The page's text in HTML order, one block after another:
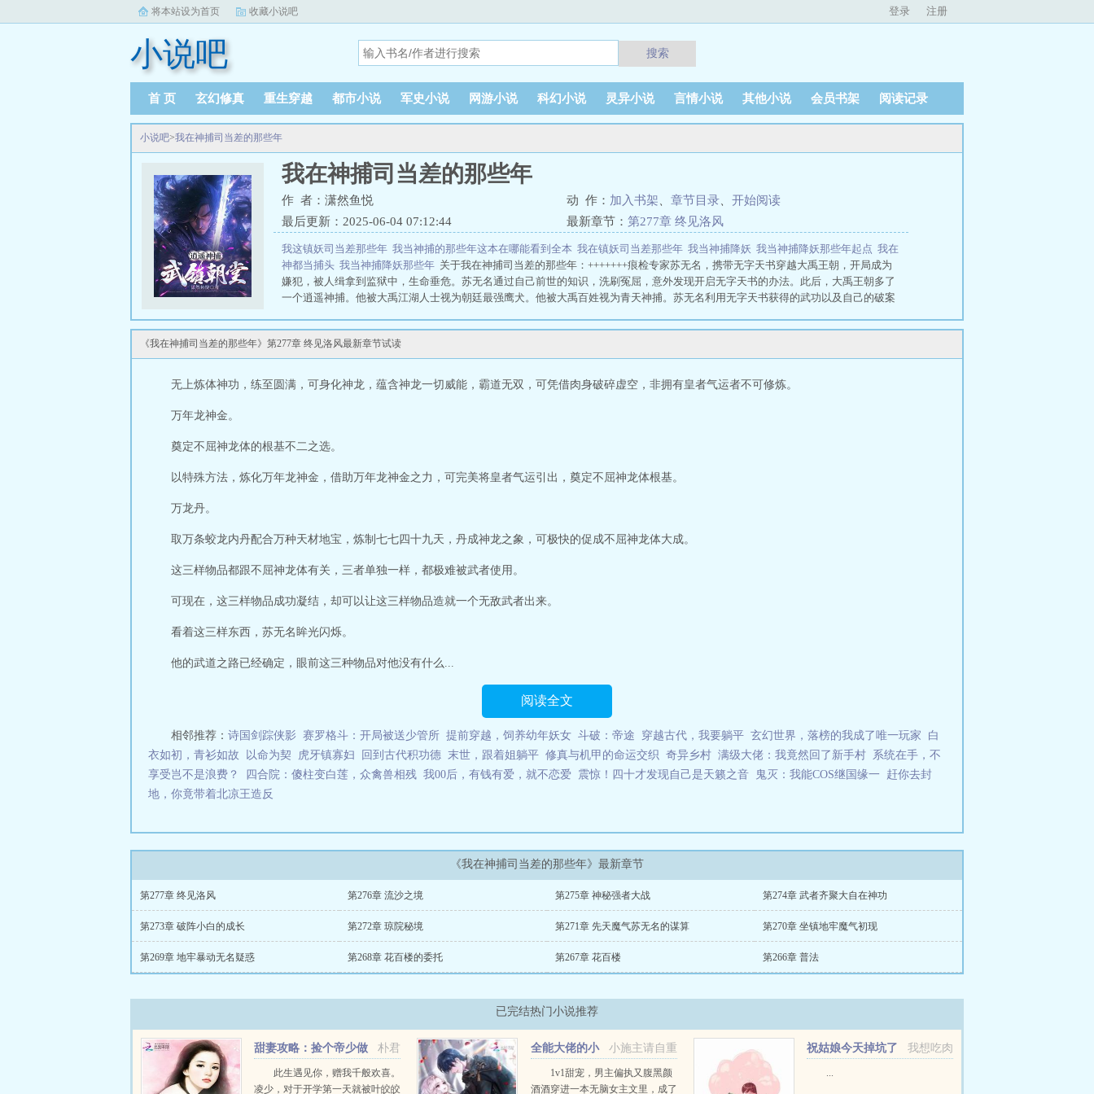
将本站设为首页 收藏小说吧 登录 注册
小说吧 搜索
首 页 玄幻修真 重生穿越 都市小说 军史小说 网游小说 科幻小说 灵异小说 言情小说 其他小说 会员书架 阅读记录
小说吧>我在神捕司当差的那些年
我在神捕司当差的那些年
作 者：潇然鱼悦 动 作： 加入书架 章节目录
开始阅读
最后更新：2025-06-04 07:12:44
最新章节： 第277章 终见洛风
我这镇妖司当差那些年 我当神捕的那些年这本在哪能看到全本 我在镇妖司当差那些年 我当神捕降妖 我当神捕降妖那些年起点 我在
神都当捕头 我当神捕降妖那些年 关于我在神捕司当差的那些年：+++++++痕检专家苏无名，携带无字天书穿越大禹王朝，开局成为
嫌犯，被人缉拿到监狱中，生命垂危。苏无名通过自己前世的知识，洗刷冤屈，意外发现开启无字天书的办法。此后，大禹王朝多了
一个逍遥神捕。他被大禹江湖人士视为朝廷最强鹰犬。他被大禹百姓视为青天神捕。苏无名利用无字天书获得的武功以及自己的破案
差的那些年
《我在神捕司当差的那些年》第277章 终见洛风最新章节试读
无上炼体神功，练至圆满，可身化神龙，蕴含神龙一切威能，霸道无双，可凭借肉身破碎虚空，非拥有皇者气运者不可修炼。
万年龙神金。
奠定不屈神龙体的根基不二之选。
以特殊方法，炼化万年龙神金，借助万年龙神金之力，可完美将皇者气运引出，奠定不屈神龙体根基。
万龙丹。
取万条蛟龙内丹配合万种天材地宝，炼制七七四十九天，丹成神龙之象，可极快的促成不屈神龙体大成。
这三样物品都跟不屈神龙体有关，三者单独一样，都极难被武者使用。
可现在，这三样物品成功凝结，却可以让这三样物品造就一个无敌武者出来。
看着这三样东西，苏无名眸光闪烁。
他的武道之路已经确定，眼前这三种物品对他没有什么...
阅读全文
相邻推荐： 诗国剑踪侠影 赛罗格斗：开局被送少管所 提前穿越，饲养幼年妖女 斗破：帝途 穿越古代，我要躺平 玄幻世界，落榜的我成了唯一玩家
白
衣如初，青衫如故
以命为契 虎牙镇寡妇 回到古代积功德 末世，跟着姐躺平 修真与机甲的命运交织 奇异乡村 满级大佬：我竟然回了新手村 系统在手，不
享受岂不是浪费？
四合院：傻柱变白莲，众禽兽相残 我00后，有钱有爱，就不恋爱 震惊！四十才发现自己是天籁之音 鬼灭：我能COS继国缘一
赶你去封
地，你竟带着北凉王造反
《我在神捕司当差的那些年》最新章节
第277章 终见洛风 第276章 流沙之境 第275章 神秘强者大战 第274章 武者齐聚大自在神功
第273章 破阵小白的成长 第272章 琼院秘境 第271章 先天魔气苏无名的谋算 第270章 坐镇地牢魔气初现
第269章 地牢暴动无名疑惑 第268章 花百楼的委托 第267章 花百楼 第266章 普法
已完结热门小说推荐
朴君
甜妻攻略：捡个帝少做
老公此生遇见你，赠我千般欢喜。
凌少，对于开学第一天就被叶皎皎
小施主请自重
全能大佬的小
马甲翻车了
1v1甜宠，男主偏执又腹黑颜
酒酒穿进一本无脑女主文里，成了
我想吃肉
祝姑娘今天掉坑了
...